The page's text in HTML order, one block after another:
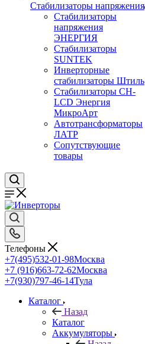
Стабилизаторы напряжения
Стабилизаторы
напряжения
ЭНЕРГИЯ
Стабилизаторы
SUNTEK
Инверторные
стабилизаторы Штиль
Стабилизаторы СН-
LCD Энepгия
МикроАрт
Автотрансформаторы
ЛАТР
Сопутствующие
товары
Телефоны
+7(495)532-01-98Москва
+7 (916)663-72-62Москва
+7(930)797-46-14Тула
Каталог
Назад
Каталог
Аккумуляторы